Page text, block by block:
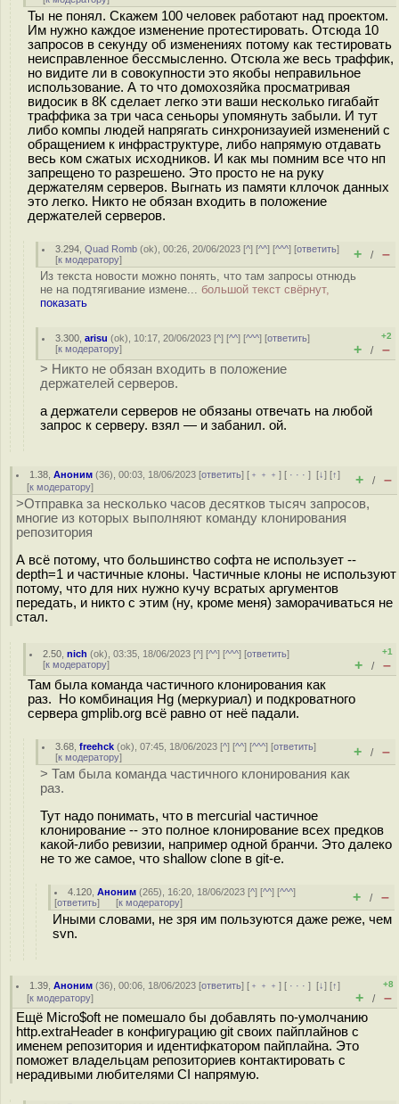
Ты не понял. Скажем 100 человек работают над проектом.
Им нужно каждое изменение протестировать. Отсюда 10
запросов в секунду об изменениях потому как тестировать
неисправленное бессмысленно. Отсюла же весь траффик,
но видите ли в совокупности это якобы неправильное
использование. А то что домохозяйка просматривая
видосик в 8К сделает легко эти ваши несколько гигабайт
траффика за три часа сеньоры упомянуть забыли. И тут
либо компы людей напрягать синхронизауией изменений с
обращением к инфраструктуре, либо напрямую отдавать
весь ком сжатых исходников. И как мы помним все что нп
запрещено то разрешено. Это просто не на руку
держателям серверов. Выгнать из памяти кллочок данных
это легко. Никто не обязан входить в положение
держателей серверов.
3.294 ,Quad Romb (ok), 00:26, 20/06/2023 [^] [^^] [^^^] [ответить]
[к модератору] + / –
Из текста новости можно понять, что там запросы отнюдь
не на подтягивание измене... большой текст свёрнут,
показать
3.300 ,arisu (ok), 10:17, 20/06/2023 [^] [^^] [^^^] [ответить]
[к модератору]
+2
+ / –
> Никто не обязан входить в положение
держателей серверов.
а держатели серверов не обязаны отвечать на любой
запрос к серверу. взял — и забанил. ой.
1.38 ,Аноним (36), 00:03, 18/06/2023 [ответить] [ ﹢﹢﹢] [ · · ·][↓] [↑]
[к модератору] + / –
>Отправка за несколько часов десятков тысяч запросов,
многие из которых выполняют команду клонирования
репозитория
А всё потому, что большинство софта не использует --
depth=1 и частичные клоны. Частичные клоны не используют
потому, что для них нужно кучу всратых аргументов
передать, и никто с этим (ну, кроме меня) заморачиваться не
стал.
2.50 ,nich (ok), 03:35, 18/06/2023 [^] [^^] [^^^] [ответить]
[к модератору]
+1
+ / –
Там была команда частичного клонирования как
раз. Но комбинация Hg (меркуриал) и подкроватного
сервера gmplib.org всё равно от неё падали.
3.68 ,freehck (ok), 07:45, 18/06/2023 [^] [^^] [^^^] [ответить]
[к модератору] + / –
> Там была команда частичного клонирования как
раз.
Тут надо понимать, что в mercurial частичное
клонирование -- это полное клонирование всех предков
какой-либо ревизии, например одной бранчи. Это далеко
не то же самое, что shallow clone в git-е.
4.120 ,Аноним (265), 16:20, 18/06/2023 [^] [^^] [^^^]
[ответить] [к модератору] + / –
Иными словами, не зря им пользуются даже реже, чем
svn.
1.39 ,Аноним (36), 00:06, 18/06/2023 [ответить] [ ﹢﹢﹢] [ · · ·][↓] [↑]
[к модератору]
+8
+ / –
Ещё Micro$oft не помешало бы добавлять по-умолчанию
http.extraHeader в конфигурацию git своих пайплайнов с
именем репозитория и идентифкатором пайплайна. Это
поможет владельцам репозиториев контактировать с
нерадивыми любителями CI напрямую.